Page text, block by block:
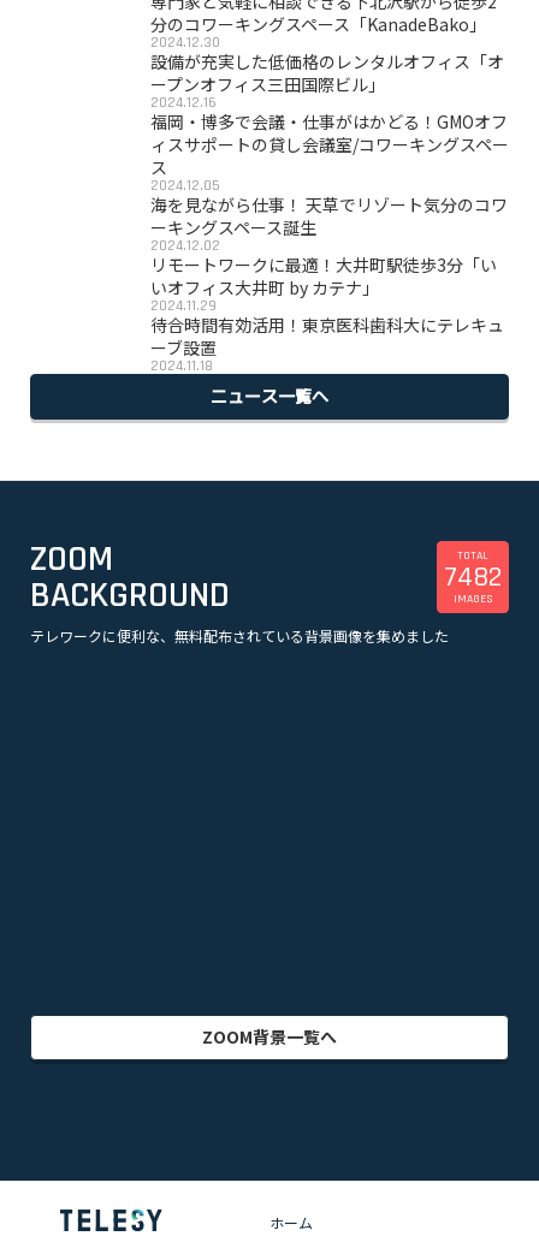
分のコワーキングスペース「KanadeBako」
2024.12.30
設備が充実した低価格のレンタルオフィス「オ
ープンオフィス三田国際ビル」
2024.12.16
福岡・博多で会議・仕事がはかどる！GMOオフ
ィスサポートの貸し会議室/コワーキングスペー
ス
2024.12.05
海を見ながら仕事！ 天草でリゾート気分のコワ
ーキングスペース誕生
2024.12.02
リモートワークに最適！大井町駅徒歩3分「い
いオフィス大井町 by カテナ」
2024.11.29
待合時間有効活用！東京医科歯科大にテレキュ
ーブ設置
2024.11.18
ニュース一覧へ
ZOOM
BACKGROUND
テレワークに便利な、無料配布されている背景画像を集めました
TOTAL
7482
IMAGES
美容
ZOOM背景一覧へ
ホーム